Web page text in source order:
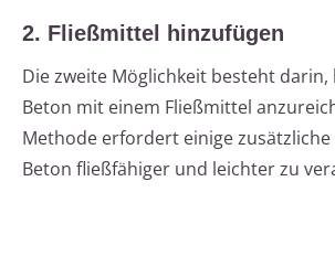
2. Fließmittel hinzufügen
Die zweite Möglichkeit besteht
Beton mit einem Fließmittel
Methode erfordert einige
Beton fließfähiger und leichter zu